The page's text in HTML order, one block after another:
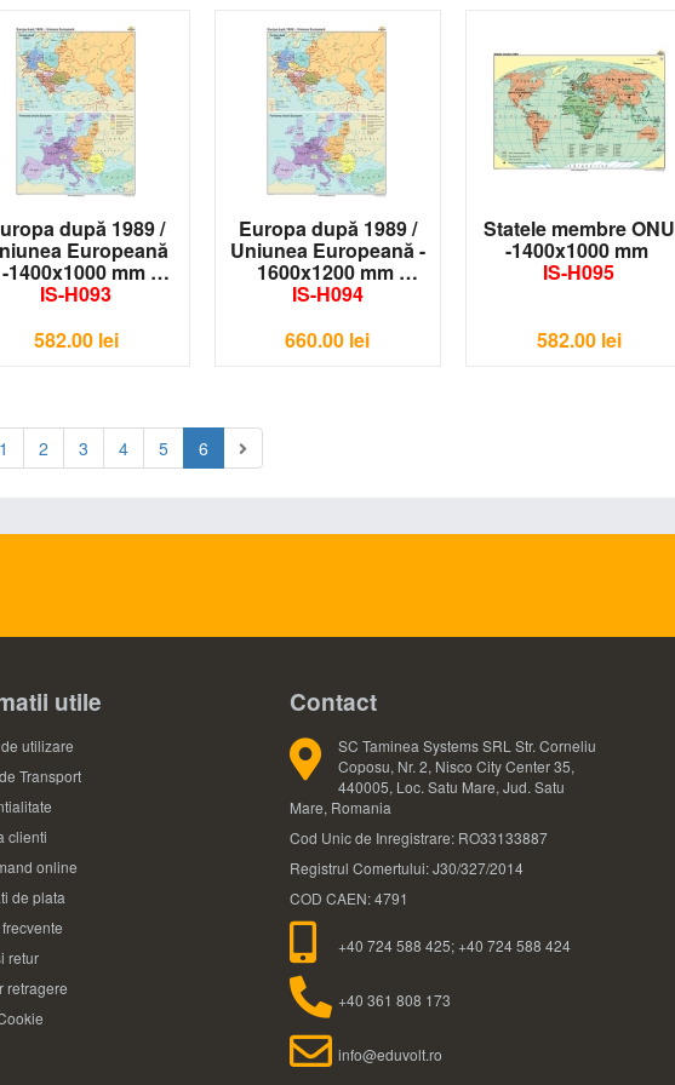
după 1989 /
Europeană
-1400x1000 mm
IS-H093
582.00 lei
Europa după 1989 /
Uniunea Europeană -
1600x1200 mm
IS-H094
660.00 lei
Statele membre ONU
-1400x1000 mm
IS-H095
582.00 lei
1 2 3 4 5 6
utile
utilizare
Transport
clienti
online
de plata
retur
retragere
Contact
SC Taminea Systems SRL Str. Corneliu
Coposu, Nr. 2, Nisco City Center 35,
440005, Loc. Satu Mare, Jud. Satu
Mare, Romania
Cod Unic de Inregistrare: RO33133887
Registrul Comertului: J30/327/2014
COD CAEN: 4791
+40 724 588 425; +40 724 588 424
+40 361 808 173
info@eduvolt.ro